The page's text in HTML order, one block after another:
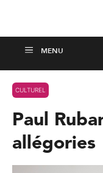
CULTUREL
Paul
allégories